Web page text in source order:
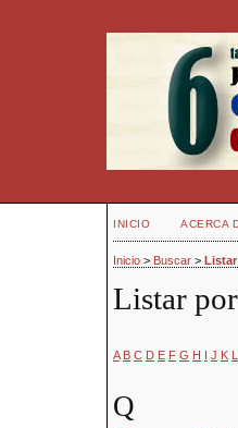
INICIO ACERCA
Inicio > Buscar >
Listar
A B C D E F G H I J K L
Q